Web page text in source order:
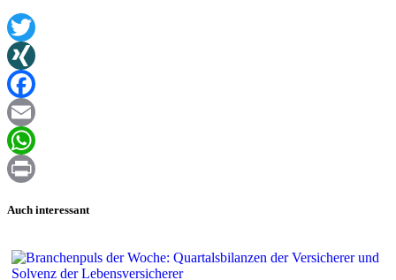
Twitter
XING
Facebook
Email
WhatsApp
Auch interessant